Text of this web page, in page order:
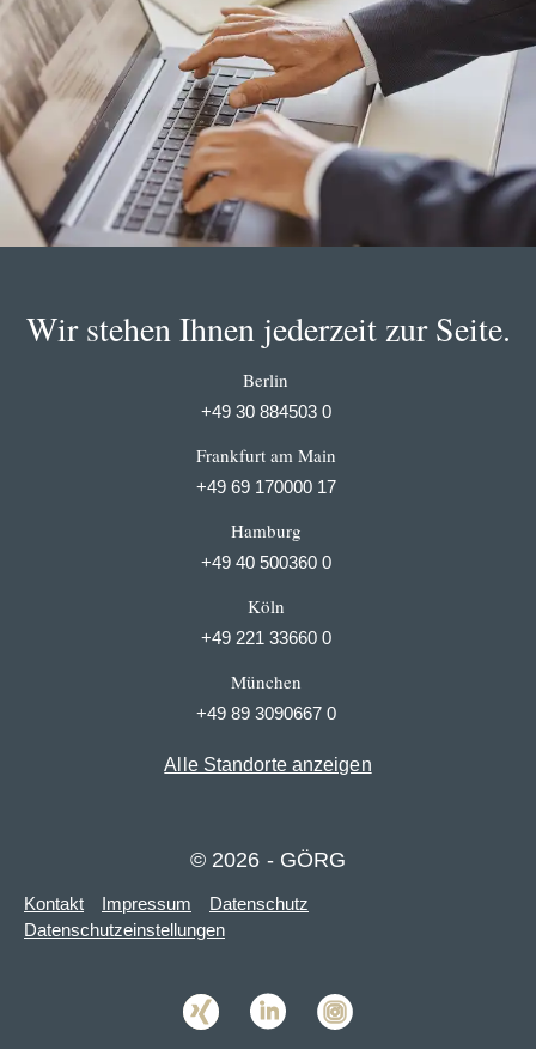
Wir stehen Ihnen jederzeit zur Seite.
Berlin
+49 30 884503 0
Frankfurt am Main
+49 69 170000 17
Hamburg
+49 40 500360 0
Köln
+49 221 33660 0
München
+49 89 3090667 0
Alle Standorte anzeigen
© 2026 - GÖRG
Kontakt Impressum
Datenschutz
Datenschutzeinstellungen